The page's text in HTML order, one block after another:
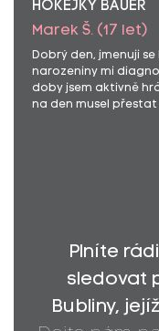
HOKEJKY BAUER
Marek Š. (17 let)
Dobrý den, jmenuji se
narozeniny mi
doby jsem aktivně
na den musel
Plníte
sledovat
Bubliny,